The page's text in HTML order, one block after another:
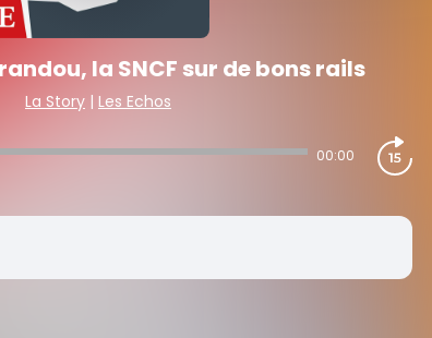
la SNCF sur de bons rails
La Story | Les Echos
00:00